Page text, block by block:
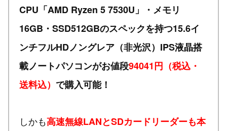
CPU「AMD Ryzen 5 7530U」・メモリ
16GB・SSD512GBのスペックを持つ15.6イ
ンチフルHDノングレア（非光沢）IPS液晶搭
載ノートパソコンがお値段94041円（税込・
送料込） で購入可能！
しかも高速無線LANとSDカードリーダーも本